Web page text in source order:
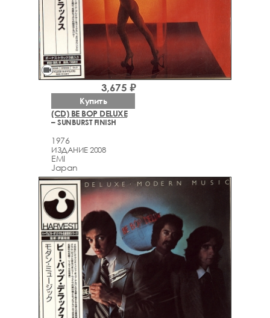
videocam
(CD) BE BOP DELUXE
– SUNBURST FINISH
1976
ИЗДАНИЕ 2008
EMI
Japan
3,675 ₽
Купить